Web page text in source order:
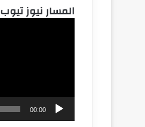
المسار نيوز تيوب
00:00